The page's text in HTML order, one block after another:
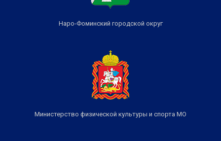
Наро-Фоминский городской округ
Министерство физической культуры и спорта МО